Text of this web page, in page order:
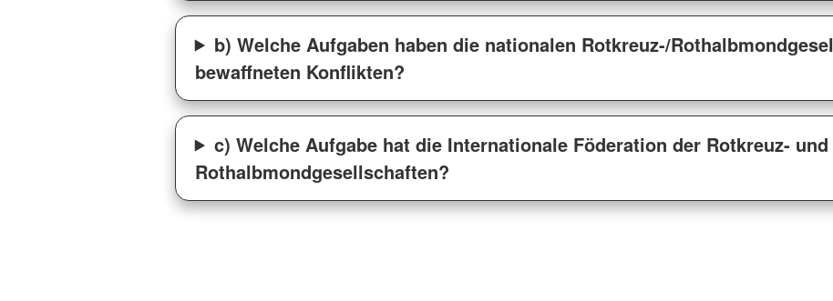
b) Welche Aufgaben haben die nationalen Rotkreuz-/
bewaffneten Konflikten?
c) Welche Aufgabe hat die Internationale Föderation der Rotkreuz- und
Rothalbmondgesellschaften?